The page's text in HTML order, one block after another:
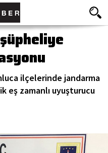
ilçelerinde jandarma
eş zamanlı uyuşturucu